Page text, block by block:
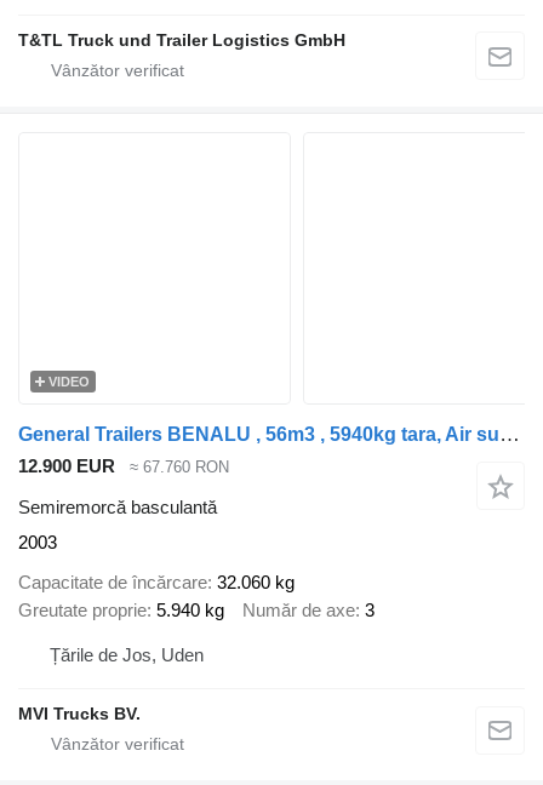
T&TL Truck und Trailer Logistics GmbH
VIDEO
General Trailers BENALU , 56m3 , 5940kg tara, Air suspension
12.900 EUR ≈ 67.760 RON
Semiremorcă basculantă
2003
Capacitate de încărcare 32.060 kg
Greutate proprie 5.940 kg Număr de axe 3
Țările de Jos, Uden
MVI Trucks BV.